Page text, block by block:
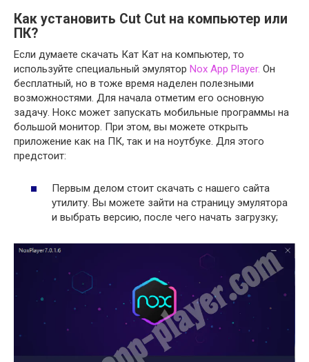
Как установить Cut Cut на компьютер или
ПК?
Если думаете скачать Кат Кат на компьютер, то
используйте специальный эмулятор Nox App Player. Он
бесплатный, но в тоже время наделен полезными
возможностями. Для начала отметим его основную
задачу. Нокс может запускать мобильные программы на
большой монитор. При этом, вы можете открыть
приложение как на ПК, так и на ноутбуке. Для этого
предстоит:
Первым делом стоит скачать с нашего сайта
утилиту. Вы можете зайти на страницу эмулятора
и выбрать версию, после чего начать загрузку;